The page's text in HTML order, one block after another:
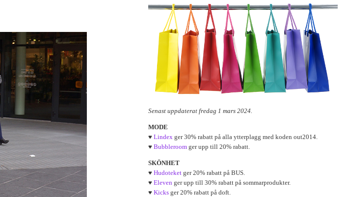
Senast uppdaterat fredag 1 mars 2024.
MODE
♥ Lindex ger 30% rabatt på alla ytterplagg med koden out2014.
♥ Bubbleroom ger upp till 20% rabatt.
SKÖNHET
♥ Hudoteket ger 20% rabatt på BUS.
♥ Eleven ger upp till 30% rabatt på sommarprodukter.
♥ Kicks ger 20% rabatt på doft.